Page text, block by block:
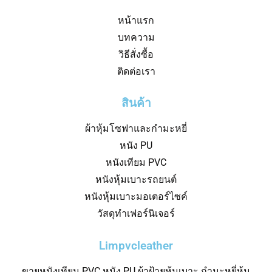
หน้าแรก
บทความ
วิธีสั่งซื้อ
ติดต่อเรา
สินค้า
ผ้าหุ้มโซฟาและกำมะหยี่
หนัง PU
หนังเทียม PVC
หนังหุ้มเบาะรถยนต์
หนังหุ้มเบาะมอเตอร์ไซค์
วัสดุทำเฟอร์นิเจอร์
Limpvcleather